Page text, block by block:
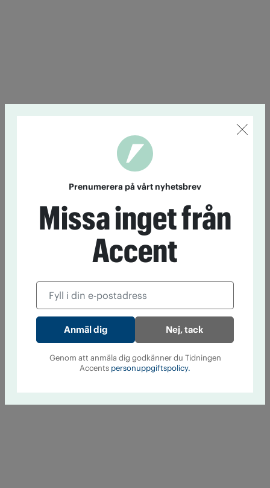
Prenumerera på vårt nyhetsbrev
Missa inget från
Accent
Nej, tack
Genom att anmäla dig godkänner du Tidningen
Accents personuppgiftspolicy.